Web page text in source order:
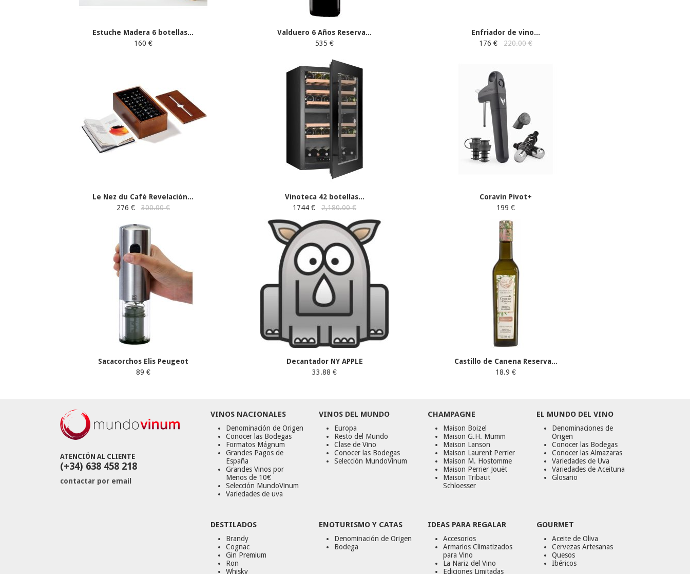
Estuche Madera 6 botellas...
160 €
Valduero 6 Años Reserva...
535 €
Enfriador de vino...
176 €
220.00 €
Le Nez du Café Revelación...
276 €
300.00 €
Vinoteca 42 botellas...
1744 €
2,180.00 €
Coravin Pivot+
199 €
Sacacorchos Elis Peugeot
89 €
Decantador NY APPLE
33.88 €
Castillo de Canena Reserva...
18.9 €
ATENCIÓN AL CLIENTE
(+34) 638 458 218
contactar por email
VINOS NACIONALES
Denominación de Origen
Conocer las Bodegas
Formatos Mágnum
Grandes Pagos de
España
Grandes Vinos por
Menos de 10€
Selección MundoVinum
Variedades de uva
VINOS DEL MUNDO
Europa
Resto del Mundo
Clase de Vino
Conocer las Bodegas
Selección MundoVinum
CHAMPAGNE
Maison Boizel
Maison G.H. Mumm
Maison Lanson
Maison Laurent Perrier
Maison M. Hostomme
Maison Perrier Jouët
Maison Tribaut
Schloesser
EL MUNDO DEL VINO
Denominaciones de
Origen
Conocer las Bodegas
Conocer las Almazaras
Variedades de Uva
Variedades de Aceituna
Glosario
DESTILADOS
Brandy
Cognac
Gin Premium
Ron
Whisky
ENOTURISMO Y CATAS
Denominación de Origen
Bodega
IDEAS PARA REGALAR
Accesorios
Armarios Climatizados
para Vino
La Nariz del Vino
Ediciones Limitadas
GOURMET
Aceite de Oliva
Cervezas Artesanas
Quesos
Ibéricos